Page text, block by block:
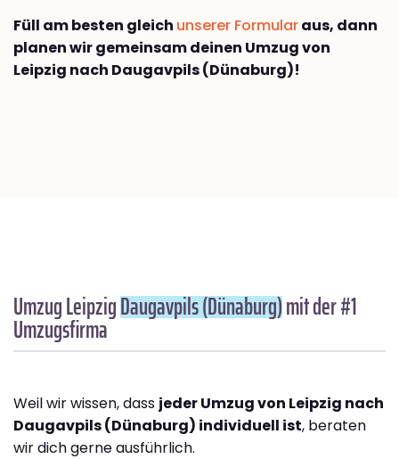
Füll am besten gleich unserer Formularaus, dann
planen wir gemeinsam deinen Umzug von
Leipzig nach Daugavpils (Dünaburg)!
Umzug LeipzigDaugavpils (Dünaburg)mit der #1
Umzugsfirma
Weil wir wissen, dass jeder Umzug von Leipzig nach
Daugavpils (Dünaburg) individuell ist, beraten
wir dich gerne ausführlich.